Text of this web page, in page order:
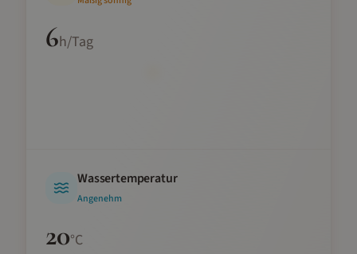
6h/Tag
Wassertemperatur
Angenehm
20°C